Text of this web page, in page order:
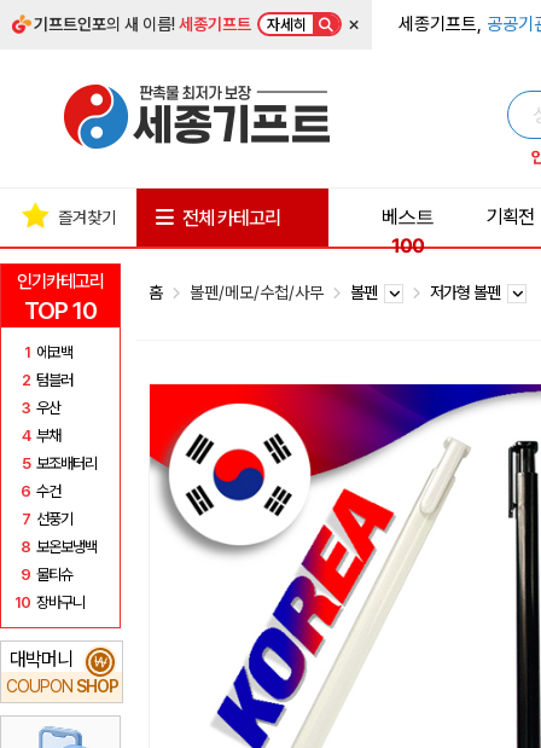
기프트인포의 새 이름!세종기프트 자세히 × 세종기프트, 공공기
인기카테고리
TOP 10
1 에코백
2 텀블러
3 우산
4 부채
5 보조배터리
6 수건
7 선풍기
8 보온보냉백
9 물티슈
10 장바구니
대박머니
COUPON SHOP
₩
즐겨찾기 전체 카테고리
베스트
100
기획전
홈 볼펜/메모/수첩/사무 볼펜 저가형 볼펜